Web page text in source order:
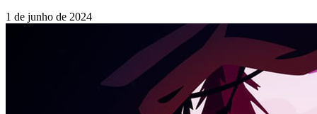
1 de junho de 2024